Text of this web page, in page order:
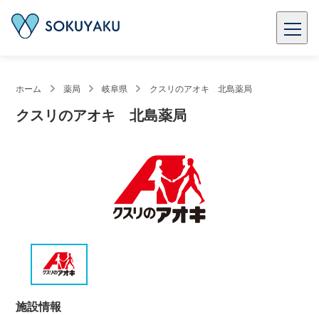
ホーム 薬局 岐阜県 クスリのアオキ 北島薬局
クスリのアオキ 北島薬局
施設情報